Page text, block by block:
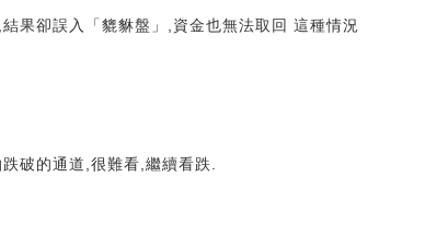
果卻誤入「貔貅盤」,資金也無法取回 這種情況
破的通道,很難看,繼續看跌.